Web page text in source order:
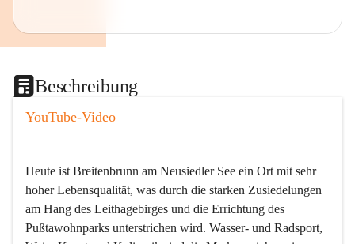
Beschreibung
YouTube-Video
Heute ist Breitenbrunn am Neusiedler See ein Ort mit sehr
hoher Lebensqualität, was durch die starken Zusiedelungen
am Hang des Leithagebirges und die Errichtung des
Pußtawohnparks unterstrichen wird. Wasser- und Radsport,